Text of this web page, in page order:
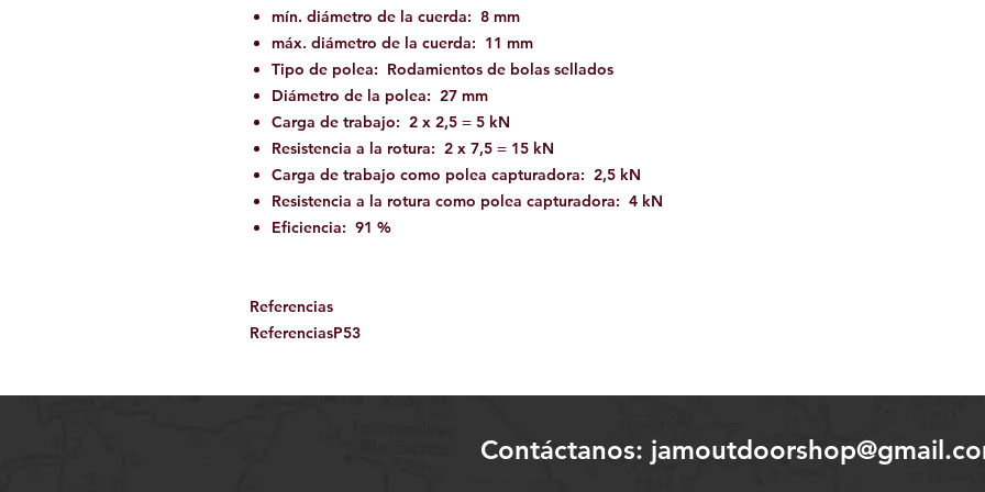
mín. diámetro de la cuerda: 8 mm
máx. diámetro de la cuerda: 11 mm
Tipo de polea: Rodamientos de bolas sellados
Diámetro de la polea: 27 mm
Carga de trabajo: 2 x 2,5 = 5 kN
Resistencia a la rotura: 2 x 7,5 = 15 kN
Carga de trabajo como polea capturadora: 2,5 kN
Resistencia a la rotura como polea capturadora: 4 kN
Eficiencia: 91 %
Referencias
ReferenciasP53
Contáctanos: